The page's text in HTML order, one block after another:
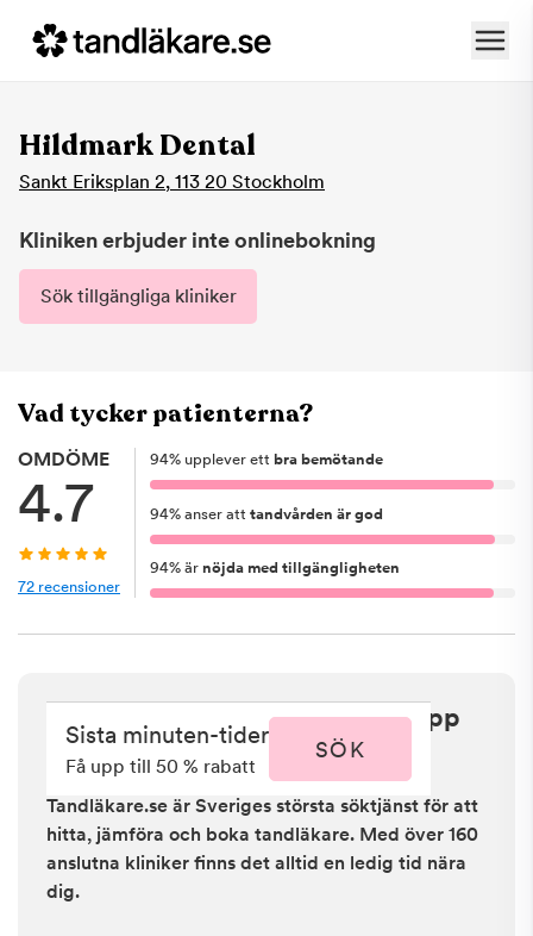
Hildmark Dental
Sankt Eriksplan 2, 113 20 Stockholm
Kliniken erbjuder inte onlinebokning
Sök tillgängliga kliniker
Vad tycker patienterna?
OMDÖME
4.7
72 recensioner
94% upplever ett bra bemötande
94% anser att tandvården är god
94% är nöjda med tillgängligheten
Sista minuten i Stockholm - få upp
till 50 % rabatt
Tandläkare.se är Sveriges största söktjänst för att
hitta, jämföra och boka tandläkare. Med över 160
anslutna kliniker finns det alltid en ledig tid nära
dig.
Sista minuten-tider
Få upp till 50 % rabatt
SÖK